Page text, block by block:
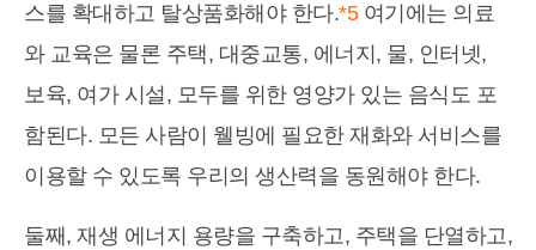
스를 확대하고 탈상품화해야 한다.*5여기에는 의료
와 교육은 물론 주택, 대중교통, 에너지, 물, 인터넷,
보육, 여가 시설, 모두를 위한 영양가 있는 음식도 포
함된다. 모든 사람이 웰빙에 필요한 재화와 서비스를
이용할 수 있도록 우리의 생산력을 동원해야 한다.
둘째, 재생 에너지 용량을 구축하고, 주택을 단열하고,